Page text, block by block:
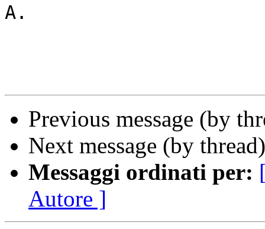
A.
Previous message (by
Next message (by
Messaggi ordinati per:
Autore ]